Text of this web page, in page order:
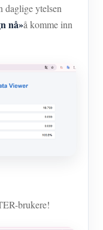
daglige ytelsen
nå»å komme inn
brukere!